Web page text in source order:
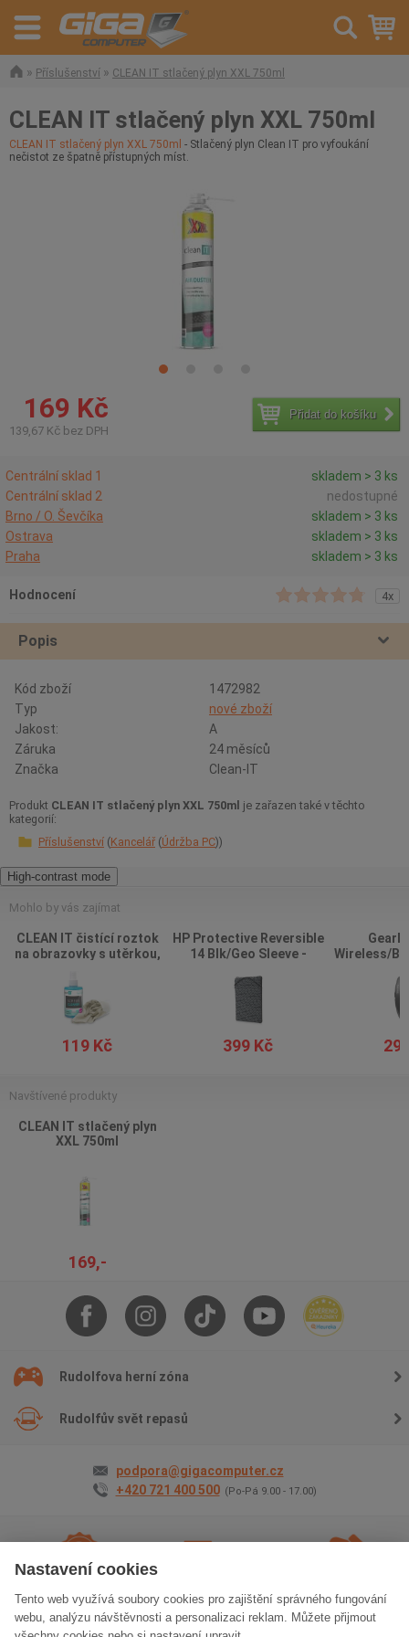
Nastavení cookies
Tento web využívá soubory cookies pro zajištění správného fungování
webu, analýzu návštěvnosti a personalizaci reklam. Můžete přijmout
» Příslušenství » CLEAN IT stlačený plyn XXL 750ml
CLEAN IT stlačený plyn XXL 750ml
CLEAN IT stlačený plyn XXL 750ml - Stlačený plyn Clean IT pro vyfoukání
nečistot ze špatně přístupných míst.
169 Kč
139,67 Kč bez DPH
Přidat do košíku
Centrální sklad 1
skladem > 3 ks
Centrální sklad 2
nedostupné
Brno / O. Ševčíka
skladem > 3 ks
Ostrava
skladem > 3 ks
Praha
skladem > 3 ks
Hodnocení 4x
Popis
Kód zboží
1472982
Typ
nové zboží
Jakost:
A
Záruka
24 měsíců
Značka
Clean-IT
Produkt CLEAN IT stlačený plyn XXL 750ml je zařazen také v těchto
kategorií:
Příslušenství Kancelář Údržba PC
High-contrast mode
Mohlo by vás zajímat
CLEAN IT čistící roztok
na obrazovky s utěrkou,
119 Kč
HP Protective Reversible
14 Blk/Geo Sleeve -
399 Kč
Wireless/
Navštívené produkty
CLEAN IT stlačený plyn
XXL 750ml
169,-
Rudolfova herní zóna
Rudolfův svět repasů
podpora@gigacomputer.cz
+420 721 400 500 (Po-Pá 9.00 - 17.00)
2 roky záruky na vše Doprava zdarma Osobní odběr zdarma